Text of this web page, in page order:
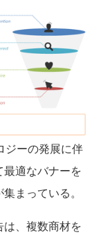
ーの発展に伴
適なバナーを
まっている。
、複数商材を